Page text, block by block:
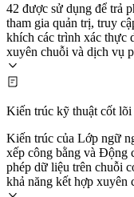
42 được sử dụng để trả
tham gia quản trị, truy
khích các trình xác thực
xuyên chuỗi và dịch vụ
Kiến trúc kỹ thuật cốt lõi
Kiến trúc của Lớp ngữ
xếp công bằng và Động
phép dữ liệu trên chuỗi
khả năng kết hợp xuyên